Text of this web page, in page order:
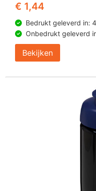
€ 1,44
Bedrukt geleverd in:
Onbedrukt geleverd
Bekijken